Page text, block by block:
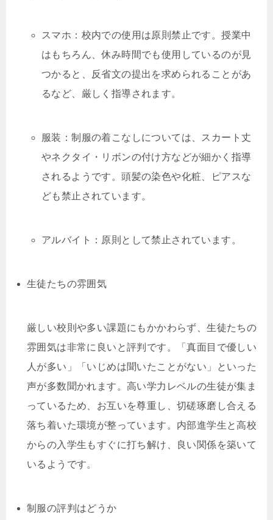
スマホ：校内での使用は原則禁止です。授業中
はもちろん、休み時間でも使用しているのが見
つかると、反省文の提出を求められることがあ
るなど、厳しく指導されます。
服装：制服の着こなしについては、スカート丈
やネクタイ・リボンの付け方などが細かく指導
されるようです。頭髪の染色や化粧、ピアスな
ども禁止されています。
アルバイト：原則として禁止されています。
生徒たちの雰囲気
厳しい校則や多い課題にもかかわらず、生徒たちの
雰囲気は非常に良いと評判です。「真面目で優しい
人が多い」「いじめは聞いたことがない」といった
声が多数聞かれます。高い学力レベルの生徒が集ま
っているため、お互いを尊重し、切磋琢磨し合える
落ち着いた環境が整っています。内部進学生と高校
からの入学生もすぐに打ち解け、良い関係を築いて
いるようです。
制服の評判はどうか